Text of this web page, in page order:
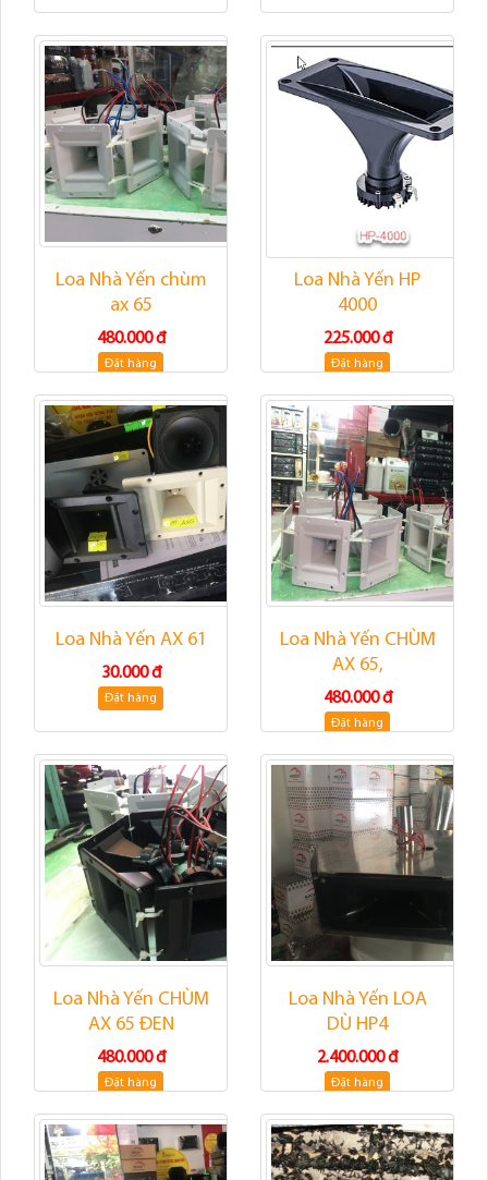
Loa Nhà Yến chùm
ax 65
480.000 đ
Đặt hàng
Loa Nhà Yến HP
4000
225.000 đ
Đặt hàng
Loa Nhà Yến AX 61
30.000 đ
Đặt hàng
Loa Nhà Yến CHÙM
AX 65,
480.000 đ
Đặt hàng
Loa Nhà Yến CHÙM
AX 65 ĐEN
480.000 đ
Đặt hàng
Loa Nhà Yến LOA
DÙ HP4
2.400.000 đ
Đặt hàng